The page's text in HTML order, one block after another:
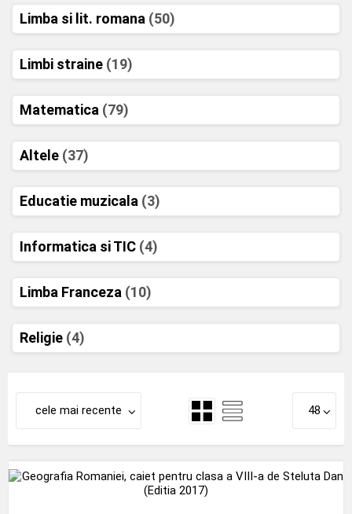
Limba si lit. romana (50)
Limbi straine (19)
Matematica (79)
Altele (37)
Educatie muzicala (3)
Informatica si TIC (4)
Limba Franceza (10)
Religie (4)
cele mai recente 48